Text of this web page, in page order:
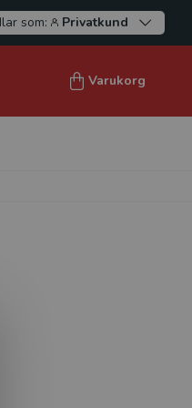
som: Privatkund
Varukorg